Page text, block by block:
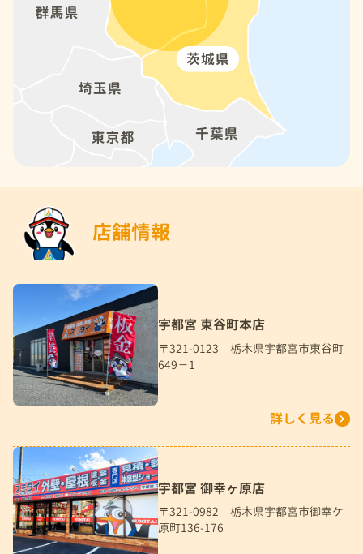
店舗情報
宇都宮 東谷町本店
〒321-0123 栃木県宇都宮市東谷町
649－1
詳しく見る
宇都宮 御幸ヶ原店
〒321-0982 栃木県宇都宮市御幸ケ
原町136-176